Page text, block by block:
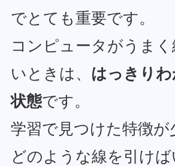
でとても重要です。
コンピュータがうま
いときは、 はっきり
状態です。
学習で見つけた特徴が
どのような線を引け